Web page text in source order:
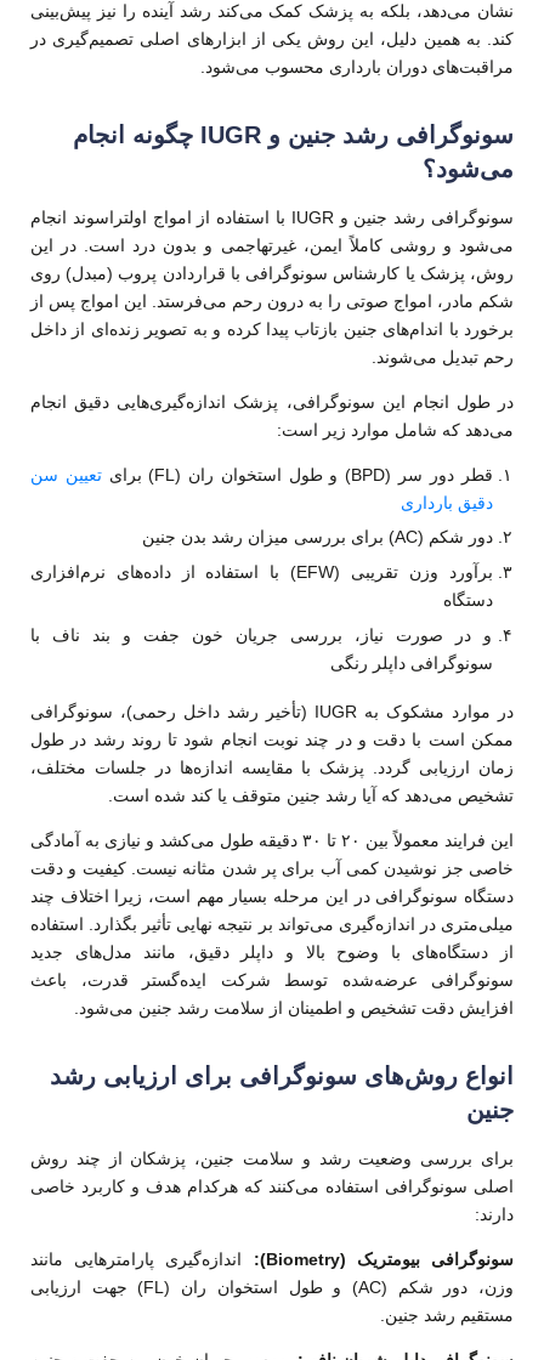
نشان می‌دهد، بلکه به پزشک کمک می‌کند رشد آینده را نیز پیش‌بینی
کند. به همین دلیل، این روش یکی از ابزارهای اصلی تصمیم‌گیری در
مراقبت‌های دوران بارداری محسوب می‌شود.
سونوگرافی رشد جنین و IUGR چگونه انجام
می‌شود؟
سونوگرافی رشد جنین و IUGR با استفاده از امواج اولتراسوند انجام
می‌شود و روشی کاملاً ایمن، غیرتهاجمی و بدون درد است. در این
روش، پزشک یا کارشناس سونوگرافی با قراردادن پروب (مبدل) روی
شکم مادر، امواج صوتی را به درون رحم می‌فرستد. این امواج پس از
برخورد با اندام‌های جنین بازتاب پیدا کرده و به تصویر زنده‌ای از داخل
رحم تبدیل می‌شوند.
در طول انجام این سونوگرافی، پزشک اندازه‌گیری‌هایی دقیق انجام
می‌دهد که شامل موارد زیر است:
قطر دور سر (BPD) و طول استخوان ران (FL) برای
تعیین سن
دقیق بارداری
دور شکم (AC) برای بررسی میزان رشد بدن جنین
برآورد وزن تقریبی (EFW) با استفاده از داده‌های نرم‌افزاری
دستگاه
و در صورت نیاز، بررسی جریان خون جفت و بند ناف با
سونوگرافی داپلر رنگی
در موارد مشکوک به IUGR (تأخیر رشد داخل رحمی)، سونوگرافی
ممکن است با دقت و در چند نوبت انجام شود تا روند رشد در طول
زمان ارزیابی گردد. پزشک با مقایسه اندازه‌ها در جلسات مختلف،
تشخیص می‌دهد که آیا رشد جنین متوقف یا کند شده است.
این فرایند معمولاً بین ۲۰ تا ۳۰ دقیقه طول می‌کشد و نیازی به آمادگی
خاصی جز نوشیدن کمی آب برای پر شدن مثانه نیست. کیفیت و دقت
دستگاه سونوگرافی در این مرحله بسیار مهم است، زیرا اختلاف چند
میلی‌متری در اندازه‌گیری می‌تواند بر نتیجه نهایی تأثیر بگذارد. استفاده
از دستگاه‌های با وضوح بالا و داپلر دقیق، مانند مدل‌های جدید
سونوگرافی عرضه‌شده توسط شرکت ایده‌گستر قدرت، باعث
افزایش دقت تشخیص و اطمینان از سلامت رشد جنین می‌شود.
انواع روش‌های سونوگرافی برای ارزیابی رشد
جنین
برای بررسی وضعیت رشد و سلامت جنین، پزشکان از چند روش
اصلی سونوگرافی استفاده می‌کنند که هرکدام هدف و کاربرد خاصی
دارند:
سونوگرافی بیومتریک (Biometry
): اندازه‌گیری پارامترهایی مانند
وزن، دور شکم (AC) و طول استخوان ران (FL) جهت ارزیابی
مستقیم رشد جنین.